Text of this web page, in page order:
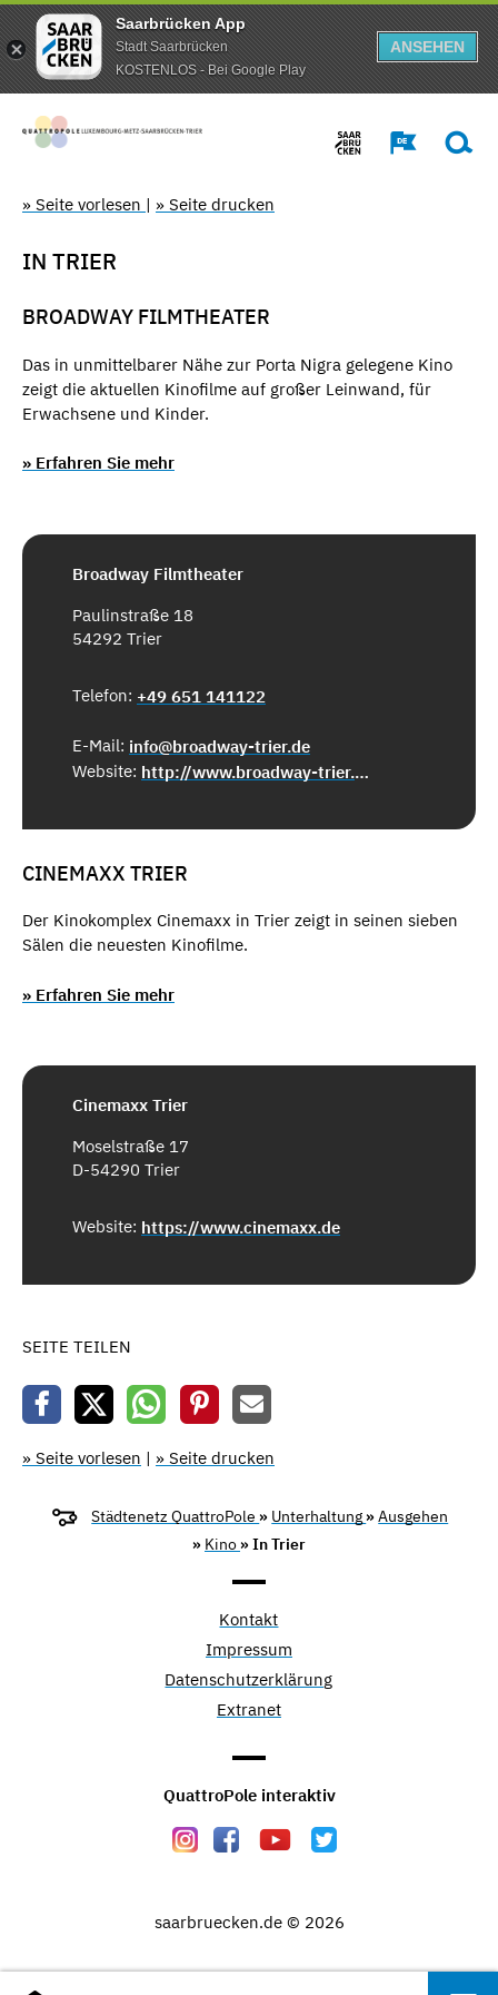
Saarbrücken App
Stadt Saarbrücken
KOSTENLOS - Bei Google Play
ANSEHEN
» Seite vorlesen | » Seite drucken
IN TRIER
BROADWAY FILMTHEATER
Das in unmittelbarer Nähe zur Porta Nigra gelegene Kino
zeigt die aktuellen Kinofilme auf großer Leinwand, für
Erwachsene und Kinder.
» Erfahren Sie mehr
Broadway Filmtheater
Paulinstraße 18
54292 Trier
Telefon: +49 651 141122
E-Mail: info@broadway-trier.de
Website:
http://www.broadway-trier.de/
CINEMAXX TRIER
Der Kinokomplex Cinemaxx in Trier zeigt in seinen sieben
Sälen die neuesten Kinofilme.
» Erfahren Sie mehr
Cinemaxx Trier
Moselstraße 17
D-54290 Trier
Website: https://www.cinemaxx.de
SEITE TEILEN
» Seite vorlesen | » Seite drucken
Städtenetz QuattroPole » Unterhaltung »Ausgehen
» Kino » In Trier
Kontakt
Impressum
Datenschutzerklärung
Extranet
QuattroPole interaktiv
saarbruecken.de © 2026